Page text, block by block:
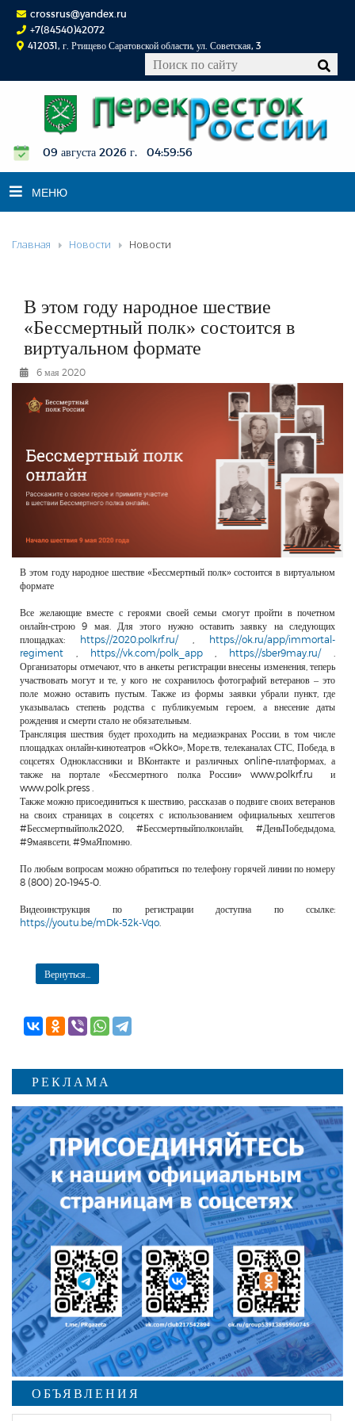
crossrus@yandex.ru
+7(84540)42072
412031, г. Ртищево Саратовской области, ул. Советская, 3
09 августа 2026 г. 04:59:57
МЕНЮ
НОВОСТИ
К СВЕДЕНИЮ
КОНКУРСЫ
ФОТОРЕПОРТАЖИ
РЕКЛАМОДАТЕЛЯМ
ОБЪЯВЛЕНИЯ
Главная Новости Новости
В этом году народное шествие
«Бессмертный полк» состоится в
виртуальном формате
6 мая 2020
В этом году народное шествие «Бессмертный полк» состоится в виртуальном
формате
Все желающие вместе с героями своей семьи смогут пройти в почетном
онлайн-строю 9 мая. Для этого нужно оставить заявку на следующих
площадках: https://2020.polkrf.ru/, https://ok.ru/app/immortal-
regiment
https://vk.com/polk_app, https://sber9may.ru/.
Организаторы отмечают, что в анкеты регистрации внесены изменения, теперь
участвовать могут и те, у кого не сохранилось фотографий ветеранов – это
поле можно оставить пустым. Также из формы заявки убрали пункт, где
указывалась степень родства с публикуемым героем, а внесение даты
рождения и смерти стало не обязательным.
Трансляция шествия будет проходить на медиаэкранах России, в том числе
площадках онлайн-кинотеатров «Okko», Море.тв, телеканалах СТС, Победа, в
соцсетях Одноклассники и ВКонтакте и различных online-платформах, а
также на портале «Бессмертного полка России» www.polkrf.ru и
www.polk.press .
Также можно присоединиться к шествию, рассказав о подвиге своих ветеранов
на своих страницах в соцсетях с использованием официальных хештегов
#Бессмертныйполк2020, #Бессмертныйполконлайн, #ДеньПобедыдома,
#9маявсети, #9маЯпомню.
По любым вопросам можно обратиться по телефону горячей линии по номеру
8 (800) 20-1945-0.
Видеоинструкция по регистрации доступна по ссылке:
https://youtu.be/mDk-52k-Vqo
Вернуться...
РЕКЛАМА
ОБЪЯВЛЕНИЯ